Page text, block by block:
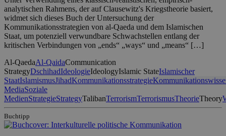
analytischen Rahmens, der auf Clausewitz's Kriegstheorie basiert,
widmet sich dieses Buch der Untersuchung der
Kommunikationsstrategien von al-Qaeda und dem Islamischen
Staat, um potenziell verwundbare Schwachstellen entlang der
kritischen Verbindungen von „ends“ „ways“ und „means“ […]
Al-QaedaAl-QaidaCommunication
StrategyDschihadIdeologieIdeologyIslamic StateIslamischer
StaatIslamismusJihadKommunikationsstrategie
MediaSoziale
MedienStrategieStrategyTalibanTerrorismTerrorismusTheorieTheory
Buchtipp